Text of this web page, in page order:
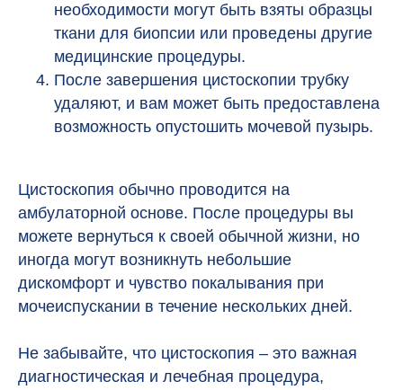
необходимости могут быть взяты образцы
ткани для биопсии или проведены другие
медицинские процедуры.
После завершения цистоскопии трубку
удаляют, и вам может быть предоставлена
возможность опустошить мочевой пузырь.
Цистоскопия обычно проводится на
амбулаторной основе. После процедуры вы
можете вернуться к своей обычной жизни, но
иногда могут возникнуть небольшие
дискомфорт и чувство покалывания при
мочеиспускании в течение нескольких дней.
Не забывайте, что цистоскопия – это важная
диагностическая и лечебная процедура,